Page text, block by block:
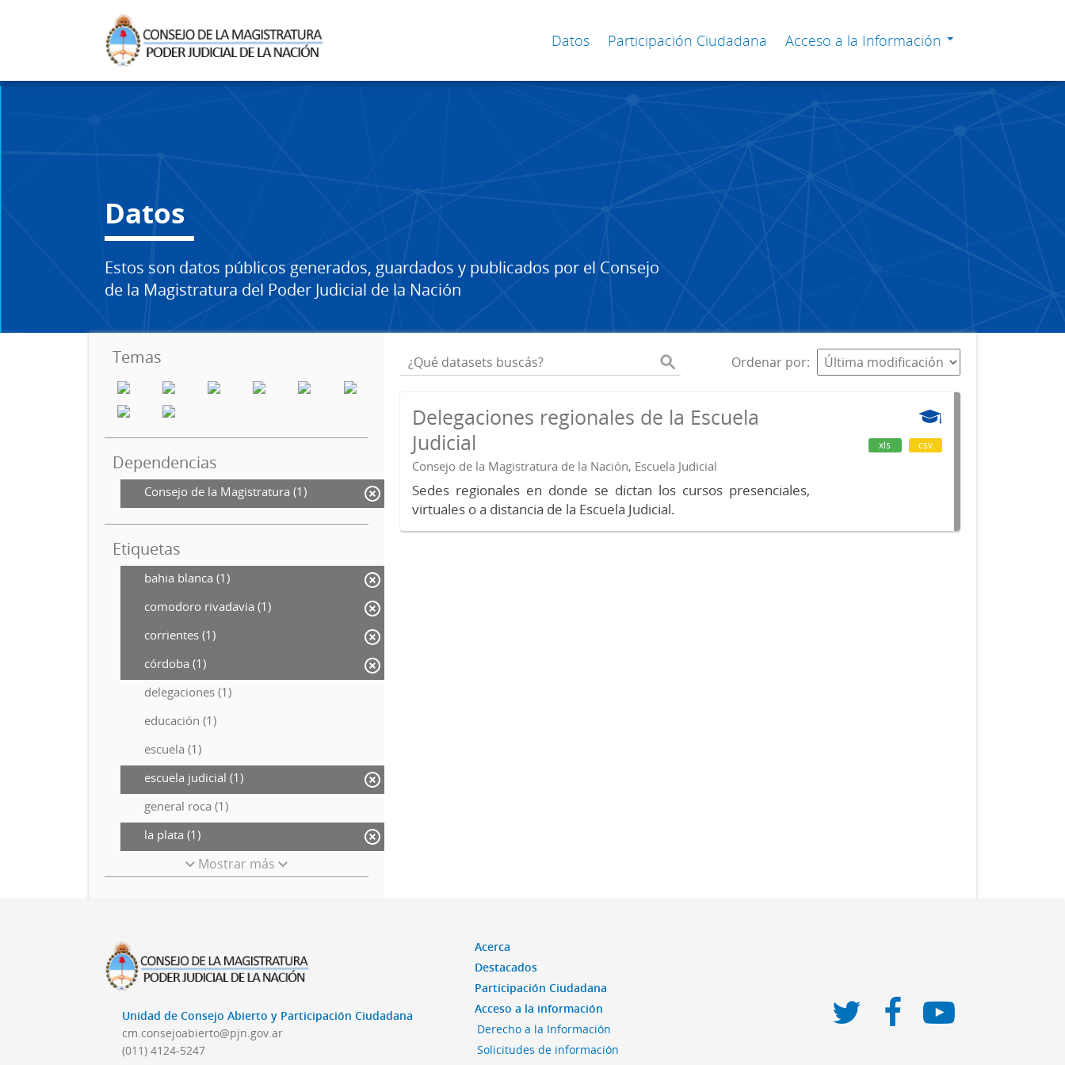
Datos Participación Ciudadana Acceso a la Información
Datos
Estos son datos públicos generados, guardados y publicados por el Consejo
de la Magistratura del Poder Judicial de la Nación
Temas
Dependencias
Consejo de la Magistratura (1)
Etiquetas
bahia blanca (1)
comodoro rivadavia (1)
corrientes (1)
córdoba (1)
delegaciones (1)
educación (1)
escuela (1)
escuela judicial (1)
general roca (1)
la plata (1)
Mostrar más
Ordenar por
Delegaciones regionales de la Escuela
Judicial
Consejo de la Magistratura de la Nación, Escuela Judicial
Sedes regionales en donde se dictan los cursos presenciales,
virtuales o a distancia de la Escuela Judicial.
xls csv
Unidad de Consejo Abierto y Participación Ciudadana
cm.consejoabierto@pjn.gov.ar
(011) 4124-5247
Acerca
Destacados
Participación Ciudadana
Acceso a la información
Derecho a la Información
Solicitudes de información